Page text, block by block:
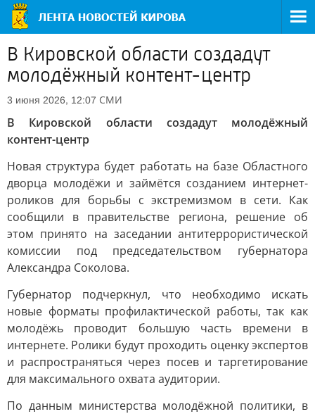
В Кировской области создадут
молодёжный контент-центр
3 июня 2026, 12:07 СМИ
В Кировской области создадут молодёжный
контент-центр
Новая структура будет работать на базе Областного
дворца молодёжи и займётся созданием интернет-
роликов для борьбы с экстремизмом в сети. Как
сообщили в правительстве региона, решение об
этом принято на заседании антитеррористической
комиссии под председательством губернатора
Александра Соколова.
Губернатор подчеркнул, что необходимо искать
новые форматы профилактической работы, так как
молодёжь проводит большую часть времени в
интернете. Ролики будут проходить оценку экспертов
и распространяться через посев и таргетирование
для максимального охвата аудитории.
По данным министерства молодёжной политики, в